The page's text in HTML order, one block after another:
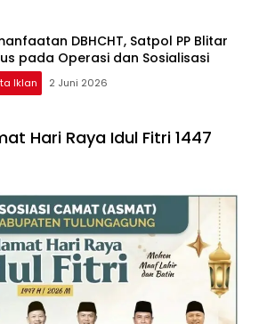
DBHCHT, Satpol PP Blitar
pada Operasi dan Sosialisasi
Iklan 2 Juni 2026
Hari Raya Idul Fitri 1447